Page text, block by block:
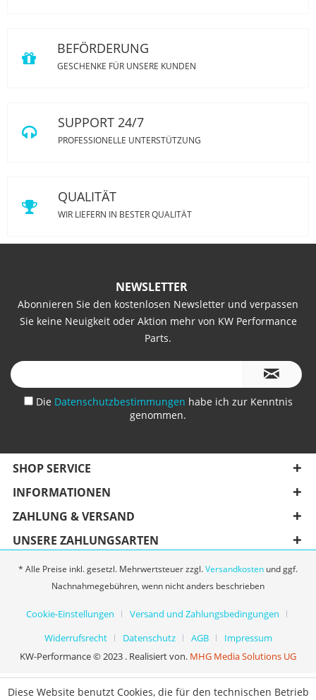
BEFÖRDERUNG
GESCHENKE FÜR UNSERE KUNDEN
SUPPORT 24/7
PROFESSIONELLE UNTERSTÜTZUNG
QUALITÄT
WIR LIEFERN IN BESTER QUALITÄT
NEWSLETTER
Abonnieren Sie den kostenlosen Newsletter und verpassen
Sie keine Neuigkeit oder Aktion mehr von KW Performance
Parts.
Die Datenschutzbestimmungen habe ich zur Kenntnis
genommen.
SHOP SERVICE
INFORMATIONEN
ZAHLUNG & VERSAND
UNSERE ZAHLUNGSARTEN
* Alle Preise inkl. gesetzl. Mehrwertsteuer zzgl.Versandkosten und ggf.
Nachnahmegebühren, wenn nicht anders beschrieben
Cookie-Einstellungen
Versand und Zahlungsbedingungen
Widerrufsrecht
Datenschutz AGB
Impressum
KW-Performance © 2023 . Realisiert von. MHG Media Solutions UG
Diese Website benutzt Cookies, die für den technischen Betrieb